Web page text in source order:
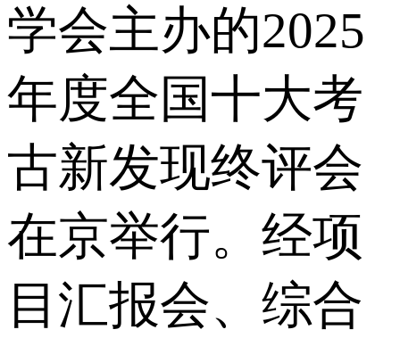
学会主办的2025
年度全国十大考
古新发现终评会
在京举行。经项
目汇报会、综合